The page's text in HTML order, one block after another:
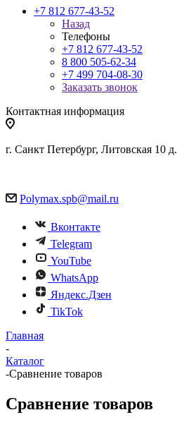
+7 812 677-43-52
Назад
Телефоны
+7 812 677-43-52
8 800 505-62-34
+7 499 704-08-30
Заказать звонок
Контактная информация
г. Санкт Петербург, Литовская 10 д.
Polymax.spb@mail.ru
Вконтакте
Telegram
YouTube
WhatsApp
Яндекс.Дзен
TikTok
Главная
-
Каталог
-Сравнение товаров
Сравнение товаров